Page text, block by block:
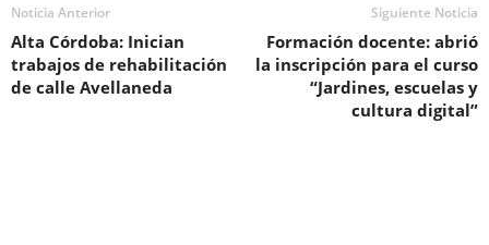
Noticia Anterior
Alta Córdoba: Inician
trabajos de rehabilitación
de calle Avellaneda
Siguiente Noticia
Formación docente: abrió
la inscripción para el curso
“Jardines, escuelas y
cultura digital”